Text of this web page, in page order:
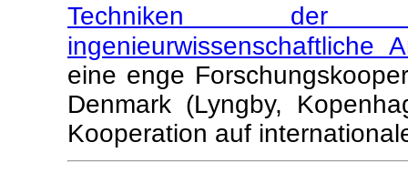
Techniken der
ingenieurwissenschaftliche
eine enge
Denmark (Lyngby,
Kooperation auf